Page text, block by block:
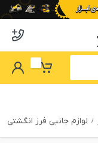
My Basket
Password
لوازم جانبی فرز انگشتی